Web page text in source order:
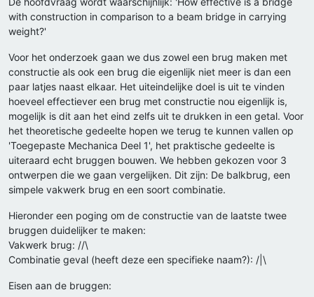
with construction in comparison to a beam bridge in carrying
weight?'
Voor het onderzoek gaan we dus zowel een brug maken met
constructie als ook een brug die eigenlijk niet meer is dan een
paar latjes naast elkaar. Het uiteindelijke doel is uit te vinden
hoeveel effectiever een brug met constructie nou eigenlijk is,
mogelijk is dit aan het eind zelfs uit te drukken in een getal. Voor
het theoretische gedeelte hopen we terug te kunnen vallen op
'Toegepaste Mechanica Deel 1', het praktische gedeelte is
uiteraard echt bruggen bouwen. We hebben gekozen voor 3
ontwerpen die we gaan vergelijken. Dit zijn: De balkbrug, een
simpele vakwerk brug en een soort combinatie.
Hieronder een poging om de constructie van de laatste twee
bruggen duidelijker te maken:
Vakwerk brug: //\
Combinatie geval (heeft deze een specifieke naam?): /|\
Eisen aan de bruggen: